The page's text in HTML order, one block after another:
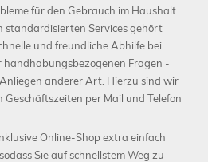
für den Gebrauch im Haushalt
standardisierten Services gehört
und freundliche Abhilfe bei
handhabungsbezogenen Fragen -
anderer Art. Hierzu sind wir
per Mail und Telefon
Online-Shop extra einfach
Sie auf schnellstem Weg zu